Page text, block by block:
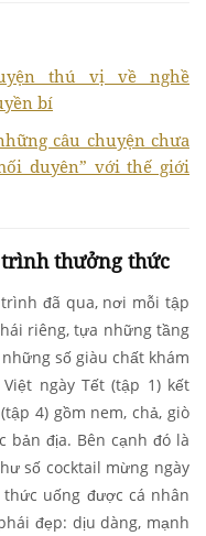
thú vị về nghề
bí
câu chuyện chưa
duyên” với thế giới
thưởng thức
đã qua, nơi mỗi tập
riêng, tựa những tầng
số giàu chất khám
ngày Tết (tập 1) kết
4) gồm nem, chả, giò
địa. Bên cạnh đó là
số cocktail mừng ngày
uống được cá nhân
đẹp: dịu dàng, mạnh